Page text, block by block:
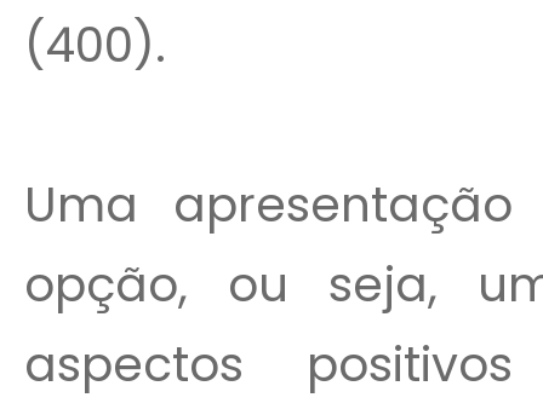
(400).
Uma
opção, ou seja,
aspectos